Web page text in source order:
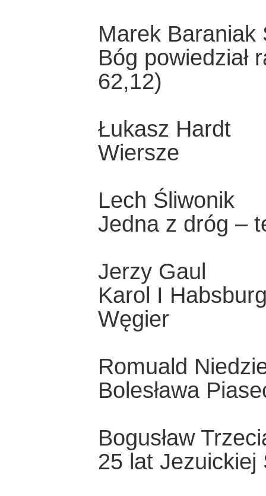
Marek Baraniak
Bóg powiedział
62,12)
Łukasz Hardt
Wiersze
Lech Śliwonik
Jedna z dróg –
Jerzy Gaul
Karol I
Węgier
Romuald
Bolesława
Bogusław
25 lat Jezuickiej